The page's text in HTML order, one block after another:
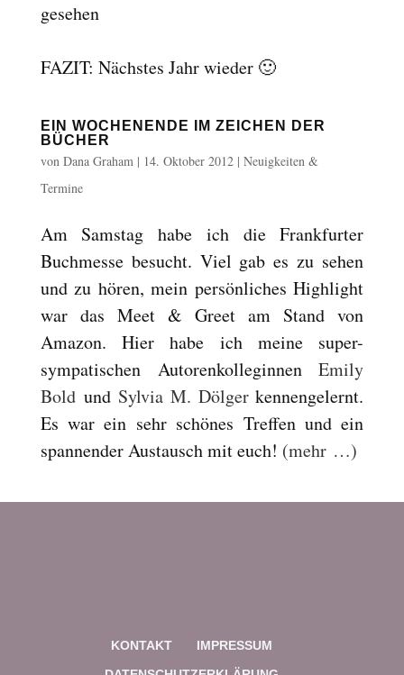
gesehen
FAZIT: Nächstes Jahr wieder 🙂
EIN WOCHENENDE IM ZEICHEN DER
BÜCHER
von Dana Graham| 14. Oktober 2012| Neuigkeiten &
Termine
Am Samstag habe ich die Frankfurter
Buchmesse besucht. Viel gab es zu sehen
und zu hören, mein persönliches Highlight
war das Meet & Greet am Stand von
Amazon. Hier habe ich meine super-
sympatischen AutorenkolleginnenEmily
Boldund Sylvia M. Dölgerkennengelernt.
Es war ein sehr schönes Treffen und ein
spannender Austausch mit euch! (mehr …)
KONTAKT
IMPRESSUM